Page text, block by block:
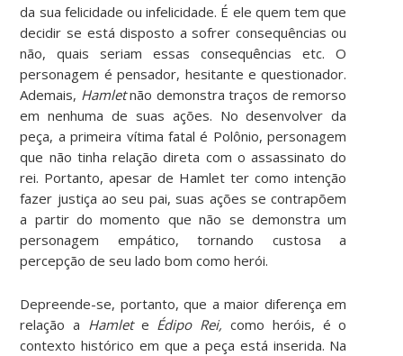
da sua felicidade ou infelicidade. É ele quem tem que
decidir se está disposto a sofrer consequências ou
não, quais seriam essas consequências etc. O
personagem é pensador, hesitante e questionador.
Ademais, Hamletnão demonstra traços de remorso
em nenhuma de suas ações. No desenvolver da
peça, a primeira vítima fatal é Polônio, personagem
que não tinha relação direta com o assassinato do
rei. Portanto, apesar de Hamlet ter como intenção
fazer justiça ao seu pai, suas ações se contrapõem
a partir do momento que não se demonstra um
personagem empático, tornando custosa a
percepção de seu lado bom como herói.
Depreende-se, portanto, que a maior diferença em
relação a Hamlet e Édipo Rei, como heróis, é o
contexto histórico em que a peça está inserida. Na